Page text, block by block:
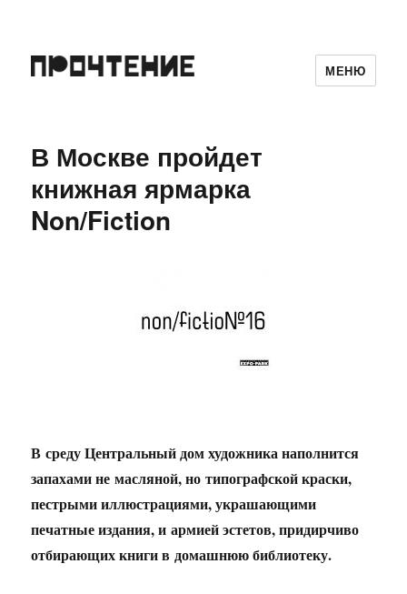
МЕНЮ
В Москве пройдет
книжная ярмарка
Non/Fiction
В среду Центральный дом художника наполнится
запахами не масляной, но типографской краски,
пестрыми иллюстрациями, украшающими
печатные издания, и армией эстетов, придирчиво
отбирающих книги в домашнюю библиотеку.